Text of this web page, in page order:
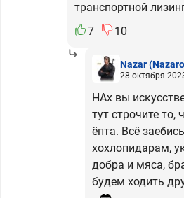
транспортной
7
10
Nazar
28 октября
НАх вы
тут строчите
ёпта. Всё
хохлопидарам,
добра и мяса,
будем ходить